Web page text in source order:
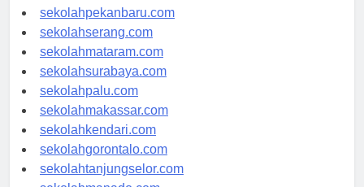
sekolahpadang.com
sekolahpekanbaru.com
sekolahserang.com
sekolahmataram.com
sekolahsurabaya.com
sekolahpalu.com
sekolahmakassar.com
sekolahkendari.com
sekolahgorontalo.com
sekolahtanjungselor.com